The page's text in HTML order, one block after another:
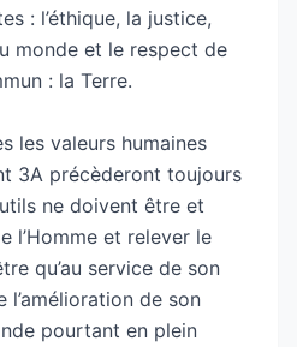
: l’éthique, la justice,
monde et le respect de
: la Terre.
les valeurs humaines
3A précèderont toujours
ne doivent être et
l’Homme et relever le
qu’au service de son
l’amélioration de son
pourtant en plein